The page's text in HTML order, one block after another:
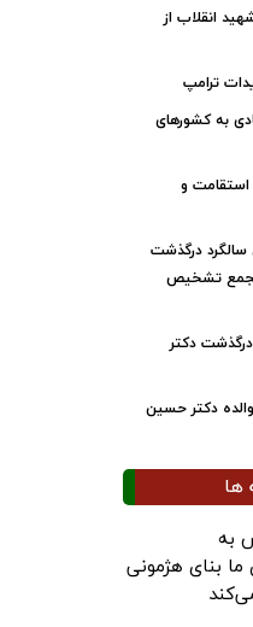
انقلاب از
ترامپ
به کشورهای
استقامت و
سالگرد درگذشت
مجمع تشخیص
درگذشت دکتر
دکتر حسین
ها
به
بنای هژمونی